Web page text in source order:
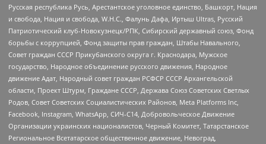
Русская республика Русь, Арестантское уголовное единство, Башкорт, Нация
и свобода, Нация и свобода, W.H.С., Фалунь Дафа, Иртыш Ultras, Русский
Патриотический клуб-Новокузнецк/РПК, Сибирский державный союз, Фонд
борьбы с коррупцией, Фонд защиты прав граждан, Штабы Навального,
Совет граждан СССР Прикубанского округа г. Краснодара, Мужское
государство, Народное объединение русского движения, Народное
движение Адат, Народный совет граждан РСФСР СССР Архангельской
области, Проект Штурм, Граждане СССР, Держава Союз Советских Светлых
Родов, Совет Советских Социалистических Районов, Meta Platforms Inc,
Facebook, Instagram, WhatsApp, СИЧ-С14, Добровольческое Движение
Организации украинских националистов, Черный Комитет, Татарстанское
Региональное Всетатарское общественное движение, Невоград,